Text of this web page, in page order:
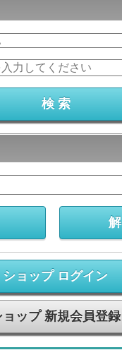
ショップ ログイン
ョップ 新規会員登録